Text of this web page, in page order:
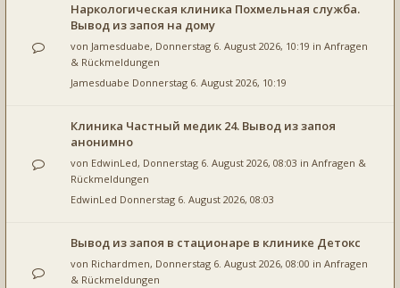
Наркологическая клиника Похмельная служба.
Вывод из запоя на дому
von Jamesduabe, Donnerstag 6. August 2026, 10:19 in Anfragen
& Rückmeldungen
Jamesduabe Donnerstag 6. August 2026, 10:19
Клиника Частный медик 24. Вывод из запоя
анонимно
von EdwinLed, Donnerstag 6. August 2026, 08:03 in Anfragen &
Rückmeldungen
EdwinLed Donnerstag 6. August 2026, 08:03
Вывод из запоя в стационаре в клинике Детокс
von Richardmen, Donnerstag 6. August 2026, 08:00 in Anfragen
& Rückmeldungen